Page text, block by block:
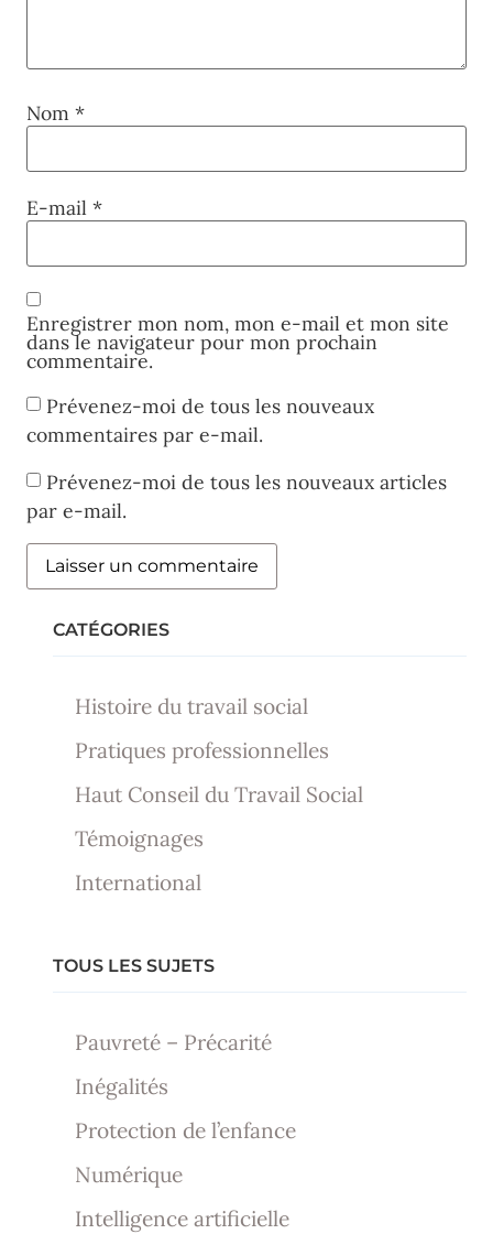
Nom *
E-mail *
Enregistrer mon nom, mon e-mail et mon site
dans le navigateur pour mon prochain
commentaire.
Prévenez-moi de tous les nouveaux
commentaires par e-mail.
Prévenez-moi de tous les nouveaux articles
par e-mail.
CATÉGORIES
Histoire du travail social
Pratiques professionnelles
Haut Conseil du Travail Social
Témoignages
International
TOUS LES SUJETS
Pauvreté – Précarité
Inégalités
Protection de l’enfance
Numérique
Intelligence artificielle